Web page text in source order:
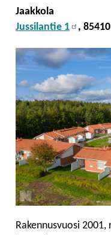
Jaakkola
Jussilantie 1
,
Rakennusvuosi